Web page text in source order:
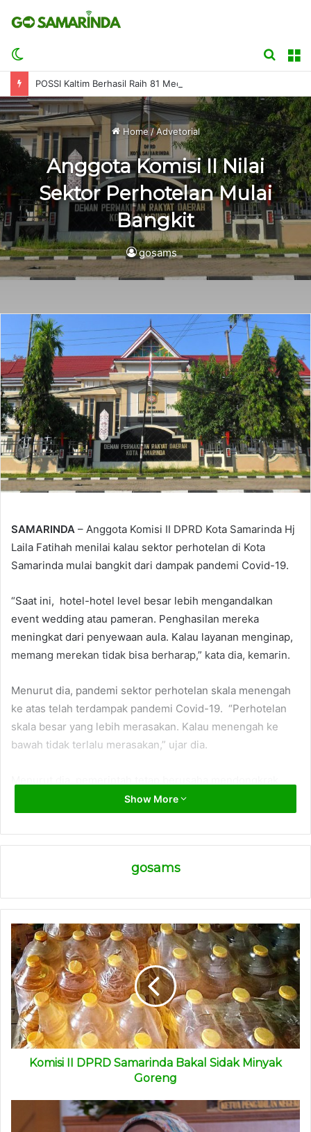
skin
Search
for
Home/Advetorial
Anggota Komisi II Nilai
Sektor Perhotelan Mulai
Bangkit
gosams
SAMARINDA – Anggota Komisi II DPRD Kota Samarinda Hj
Laila Fatihah menilai kalau sektor perhotelan di Kota
Samarinda mulai bangkit dari dampak pandemi Covid-19.
“Saat ini, hotel-hotel level besar lebih mengandalkan
event wedding atau pameran. Penghasilan mereka
meningkat dari penyewaan aula. Kalau layanan menginap,
memang merekan tidak bisa berharap,” kata dia, kemarin.
Menurut dia, pandemi sektor perhotelan skala menengah
ke atas telah terdampak pandemi Covid-19. “Perhotelan
skala besar yang lebih merasakan. Kalau menengah ke
bawah tidak terlalu merasakan,” ujar dia.
kembali sektor perhotelan di Samarinda. Karena sektor
perhotelan menjadi penyumbang pajak daerah relatif besar
sekitar 40 persen. “PAD paling besar dari sektor
Show More
gosams
Komisi II DPRD Samarinda Bakal Sidak Minyak
Goreng